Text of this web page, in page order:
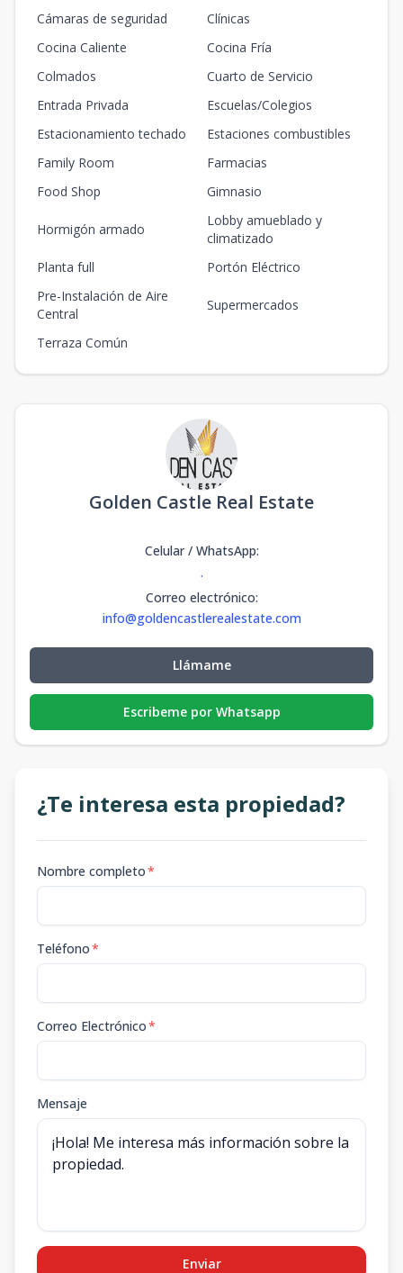
Cámaras de seguridad
Clínicas
Cocina Caliente
Cocina Fría
Colmados
Cuarto de Servicio
Entrada Privada
Escuelas/Colegios
Estacionamiento techado
Estaciones combustibles
Family Room
Farmacias
Food Shop
Gimnasio
Hormigón armado
Lobby amueblado y
climatizado
Planta full
Portón Eléctrico
Pre-Instalación de Aire
Central
Supermercados
Terraza Común
Golden Castle Real Estate
Celular / WhatsApp:
.
Correo electrónico:
info@goldencastlerealestate.com
Llámame
Escribeme por Whatsapp
¿Te interesa esta propiedad?
Nombre completo*
Teléfono*
Correo Electrónico*
Mensaje
Enviar